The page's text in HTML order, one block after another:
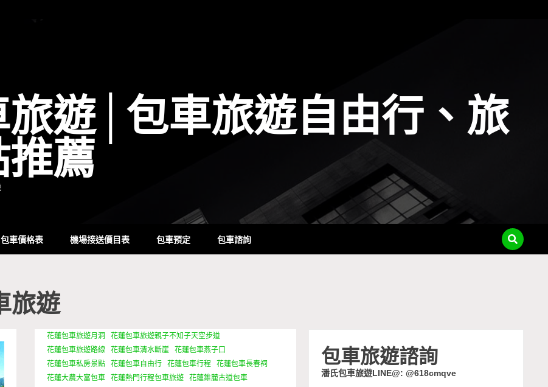
遊│包車旅遊自由行、旅
薦
包車價格表 機場接送價目表 包車預定 包車諮詢
旅遊
花蓮包車旅遊月洞
花蓮包車旅遊親子不知子天空步道
花蓮包車旅遊路線
花蓮包車清水斷崖
花蓮包車燕子口
花蓮包車私房景點
花蓮包車自由行 花蓮包車行程
花蓮包車長春祠
花蓮大農大富包車
花蓮熱門行程包車旅遊
花蓮錐麓古道包車
包車旅遊諮詢
潘氏包車旅遊LINE@: @618cmqve